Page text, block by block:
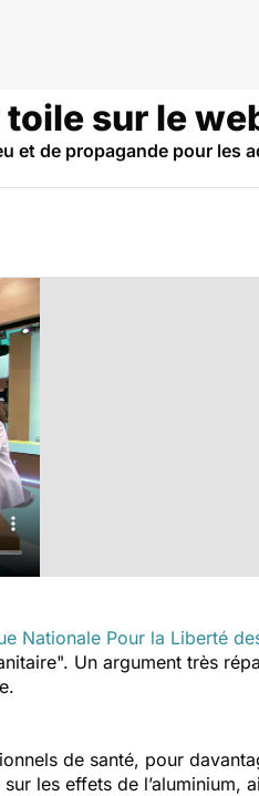
sur le
et de propagande pour les
Nationale Pour la Liberté
Un argument très
de santé, pour
les effets de l’aluminium,